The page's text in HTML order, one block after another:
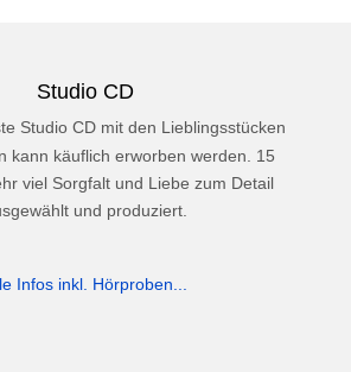
Studio CD
Studio CD mit den Lieblingsstücken
kann käuflich erworben werden. 15
viel Sorgfalt und Liebe zum Detail
und produziert.
Infos inkl. Hörproben...